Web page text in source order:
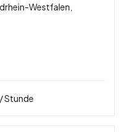
Westfalen,
/ Stunde